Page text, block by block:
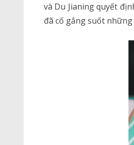
và Du Jianing quyết
đã cố gắng suốt những